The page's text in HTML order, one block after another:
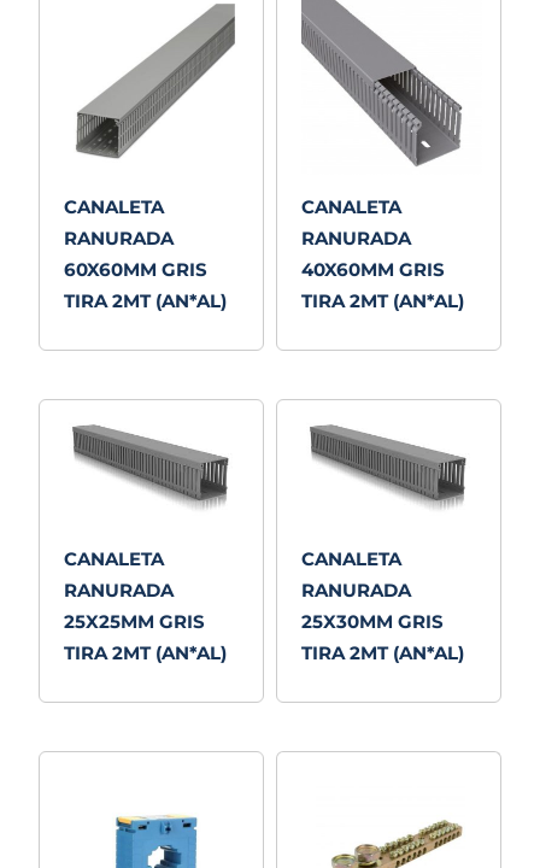
CANALETA
RANURADA
60X60MM GRIS
TIRA 2MT (AN*AL)
CANALETA
RANURADA
40X60MM GRIS
TIRA 2MT (AN*AL)
CANALETA
RANURADA
25X25MM GRIS
TIRA 2MT (AN*AL)
CANALETA
RANURADA
25X30MM GRIS
TIRA 2MT (AN*AL)